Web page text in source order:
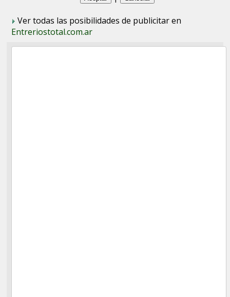
Ver todas las posibilidades de publicitar en
Entreriostotal.com.ar